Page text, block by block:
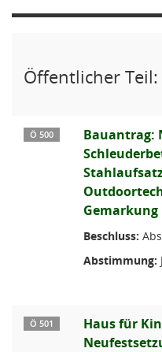
Öffentlicher
Ö 500
Bauantrag:
Beschluss:
Abstimmung:
Ö 501
Haus für